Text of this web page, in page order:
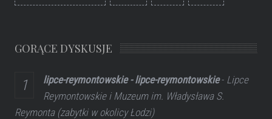
GORĄCE DYSKUSJE
lipce-reymontowskie - lipce-reymontowskie- Lipce
Reymontowskie i Muzeum im. Władysława S.
Reymonta (zabytki w okolicy Łodzi)